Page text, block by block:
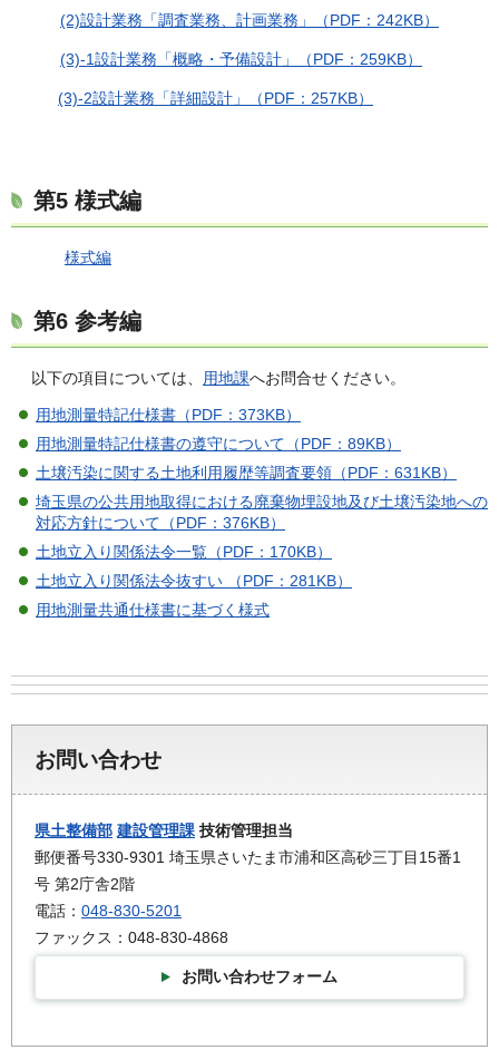
(2)設計業務「調査業務、計画業務」（PDF：242KB）
(3)-1設計業務「概略・予備設計」（PDF：259KB）
(3)-2設計業務「詳細設計」（PDF：257KB）
第5 様式編
様式編
第6 参考編
以下の項目については、 用地課へお問合せください。
用地測量特記仕様書（PDF：373KB）
用地測量特記仕様書の遵守について（PDF：89KB）
土壌汚染に関する土地利用履歴等調査要領（PDF：631KB）
埼玉県の公共用地取得における廃棄物埋設地及び土壌汚染地への
対応方針について（PDF：376KB）
土地立入り関係法令一覧（PDF：170KB）
土地立入り関係法令抜すい （PDF：281KB）
用地測量共通仕様書に基づく様式
お問い合わせ
県土整備部 建設管理課 技術管理担当
郵便番号330-9301 埼玉県さいたま市浦和区高砂三丁目15番1
号 第2庁舎2階
電話： 048-830-5201
ファックス：048-830-4868
お問い合わせフォーム